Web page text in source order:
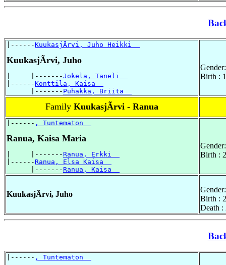
|------KuukasjÃrvi, Juho Heikki
KuukasjÃrvi, Juho
|     |-------Jokela, Taneli
|------Konttila, Kaisa
      |-------
Puhakka, Briita
Birth :
Family KuukasjÃrvi - Ranua
|------ , Tuntematon
Ranua, Kaisa Maria
|     |-------Ranua, Erkki
|------Ranua, Elsa Kaisa
      |-------
Ranua, Kaisa
Birth :
KuukasjÃrvi, Juho
Birth :
Death
|------ , Tuntematon